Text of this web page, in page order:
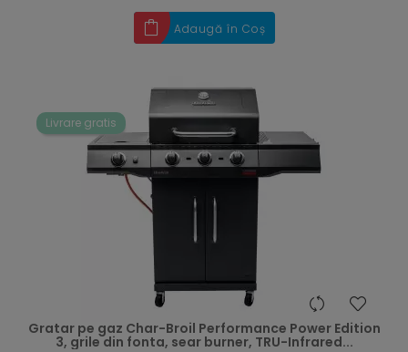
Adaugă în Coș
Livrare gratis
Gratar pe gaz Char-Broil Performance Power Edition
3, grile din fonta, sear burner, TRU-Infrared...